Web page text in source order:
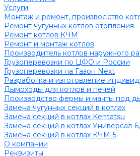
Услуги
Монтаж и ремонт, производство
Ремонт чугунных котлов отопления
Ремонт котлов КЧМ
Ремонт и монтаж котлов
Производитель котлов наружного
Грузоперевозки по ЦФО и России
Грузоперевозки на Газон Next
Разработка и изготовление
Дымоходы для котлов и печей
Производство фермы и мачты под
Замена чугунных секций в котлах
Замена секций в котлах Kentatsu
Замена секций в котлах Универсал-
Замена секций в котлах КЧМ-5
О компании
Реквизиты